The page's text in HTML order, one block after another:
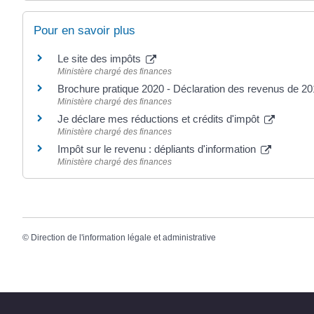
Pour en savoir plus
Le site des impôts
Ministère chargé des finances
Brochure pratique 2020 - Déclaration des revenus de
Ministère chargé des finances
Je déclare mes réductions et crédits d'impôt
Ministère chargé des finances
Impôt sur le revenu : dépliants d'information
Ministère chargé des finances
© Direction de l'information légale et administrative